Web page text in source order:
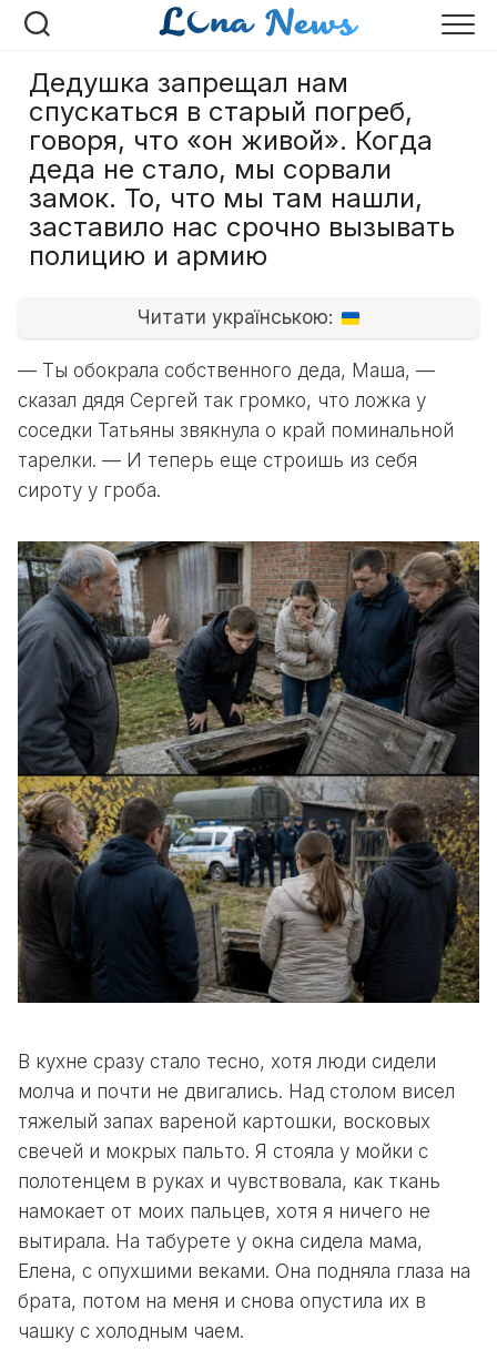
Перейти
Дедушка запрещал нам
спускаться в старый погреб,
говоря, что «он живой». Когда
деда не стало, мы сорвали
замок. То, что мы там нашли,
заставило нас срочно вызывать
полицию и армию
Читати українською:
— Ты обокрала собственного деда, Маша, —
сказал дядя Сергей так громко, что ложка у
соседки Татьяны звякнула о край поминальной
тарелки. — И теперь еще строишь из себя
сироту у гроба.
В кухне сразу стало тесно, хотя люди сидели
молча и почти не двигались. Над столом висел
тяжелый запах вареной картошки, восковых
свечей и мокрых пальто. Я стояла у мойки с
полотенцем в руках и чувствовала, как ткань
намокает от моих пальцев, хотя я ничего не
вытирала. На табурете у окна сидела мама,
Елена, с опухшими веками. Она подняла глаза на
брата, потом на меня и снова опустила их в
чашку с холодным чаем.